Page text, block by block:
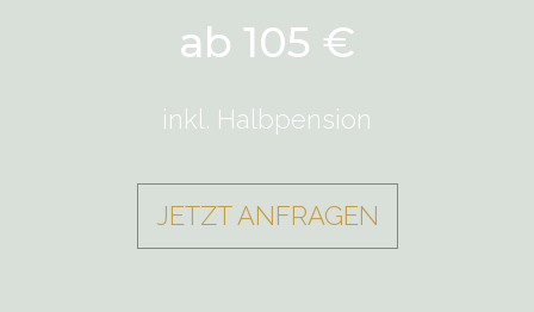
ab 105 €
inkl. Halbpension
JETZT ANFRAGEN